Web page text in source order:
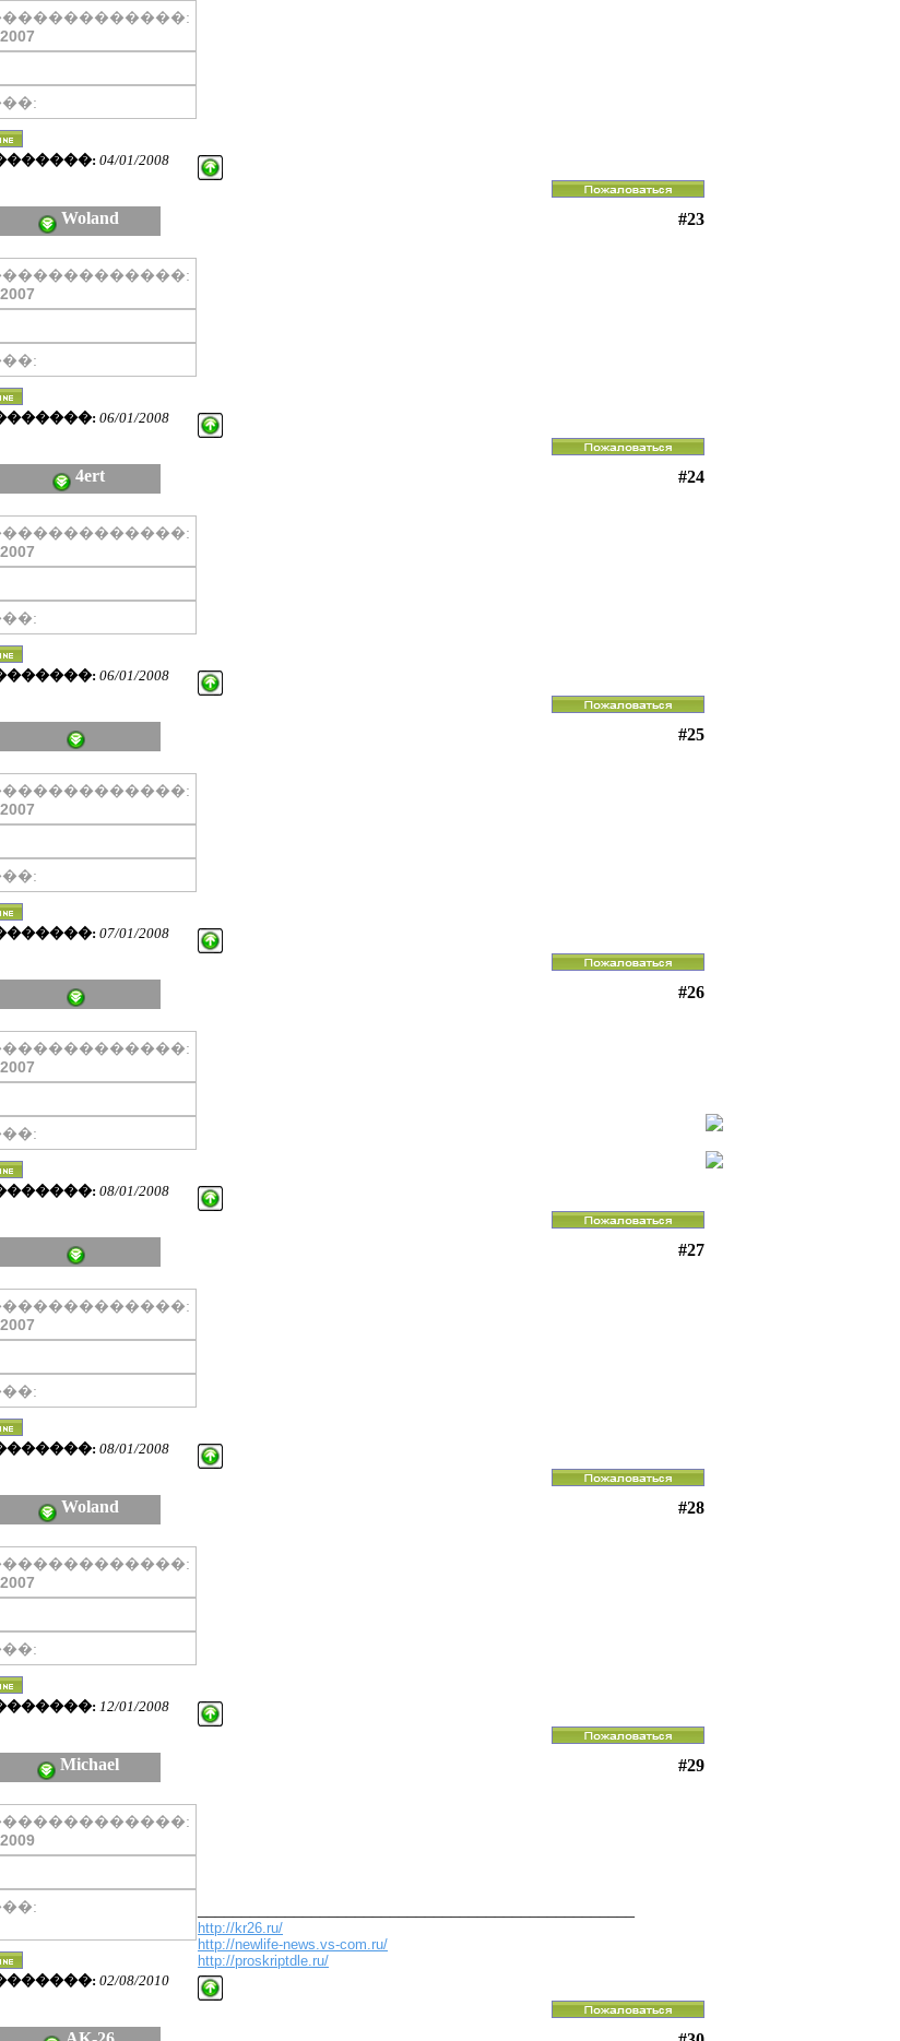
04/01/2008
Woland #23
06/01/2008
4ert #24
06/01/2008
#25
07/01/2008
#26
08/01/2008
#27
08/01/2008
Woland #28
12/01/2008
Michael #29
http://kr26.ru/
http://newlife-news.vs-com.ru/
http://proskriptdle.ru/
02/08/2010